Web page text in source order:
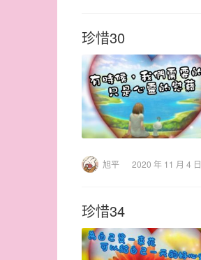
珍惜30
旭平 2020 年 11 月 4 日
珍惜34